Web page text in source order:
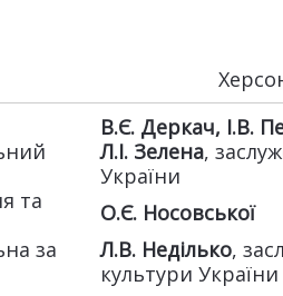
В.Є. Деркач, І.В.
Л.І. Зелена,
України
та
О.Є. Носовської
за
Л.В. Неділько,
культури України